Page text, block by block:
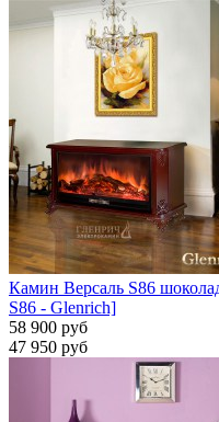
Камин Версаль S86
S86 - Glenrich]
58 900 руб
47 950 руб